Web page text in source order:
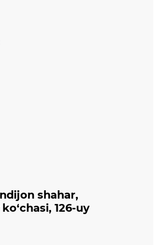
shahar,
126-uy